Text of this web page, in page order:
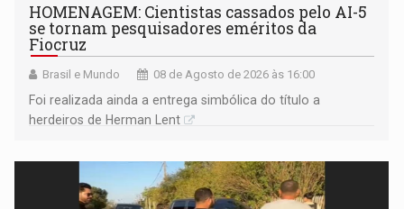
HOMENAGEM: Cientistas cassados pelo AI-5
se tornam pesquisadores eméritos da
Fiocruz
Brasil e Mundo 08 de Agosto de 2026 às 16:00
Foi realizada ainda a entrega simbólica do título a
herdeiros de Herman Lent